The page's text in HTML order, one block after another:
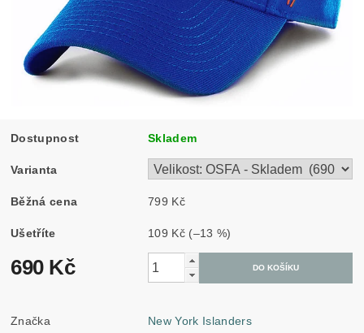
Dostupnost Skladem
Varianta
Běžná cena 799 Kč
Ušetříte 109 Kč (–13 %)
690 Kč
Značka New York Islanders